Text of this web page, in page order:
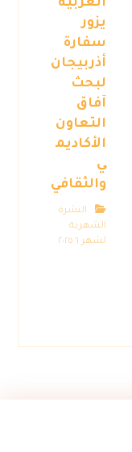
العربية
يزور
سفارة
أذربيجان
لبحث
آفاق
التعاون
الأكاديم
ي
والثقافي
النشرة
الشهرية
لشهر ٦ ٢٠٢٥